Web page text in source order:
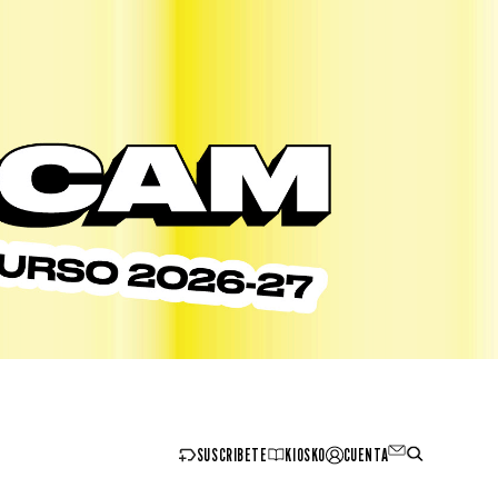
SUSCRIBETE KIOSKO CUENTA